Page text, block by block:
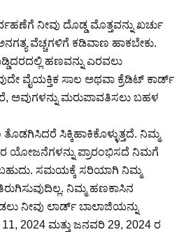
ನೀವು ದೊಡ್ಡ ಮೊತ್ತವನ್ನು ಖರ್ಚು
ವೆಚ್ಚಗಳಿಗೆ ಕಡಿವಾಣ ಹಾಕಬೇಕು.
ಹಣವನ್ನು ಎರವಲು
ವೈಯಕ್ತಿಕ ಸಾಲ ಅಥವಾ ಕ್ರೆಡಿಟ್ ಕಾರ್ಡ್
ಅವುಗಳನ್ನು ಮರುಪಾವತಿಸಲು ಬಹಳ
ಸಿಕ್ಕಿಹಾಕಿಕೊಳ್ಳುತ್ತದೆ. ನಿಮ್ಮ
ಯೋಜನೆಗಳನ್ನು ಪ್ರಾರಂಭಿಸದೆ ನಿಮಗೆ
ಸಮಯಕ್ಕೆ ಸರಿಯಾಗಿ ನಿಮ್ಮ
ನಿಮ್ಮ ಹಣಕಾಸಿನ
ನೀವು ಲಾರ್ಡ್ ಬಾಲಾಜಿಯನ್ನು
2024 ಮತ್ತು ಜನವರಿ 29, 2024 ರ